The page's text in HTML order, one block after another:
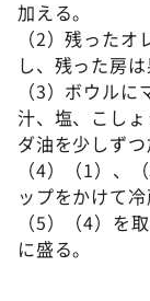
加える。
（2）残った
し、残った房は
（3）ボウル
汁、塩、こし
ダ油を少しずつ
（4）（1）、
ップをかけて
（5）（4）を
に盛る。